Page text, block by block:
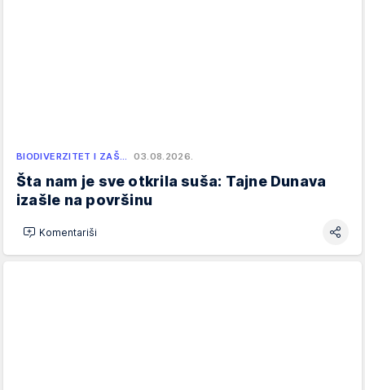
BIODIVERZITET I ZAŠ… 03.08.2026.
Šta nam je sve otkrila suša: Tajne Dunava
izašle na površinu
Komentariši